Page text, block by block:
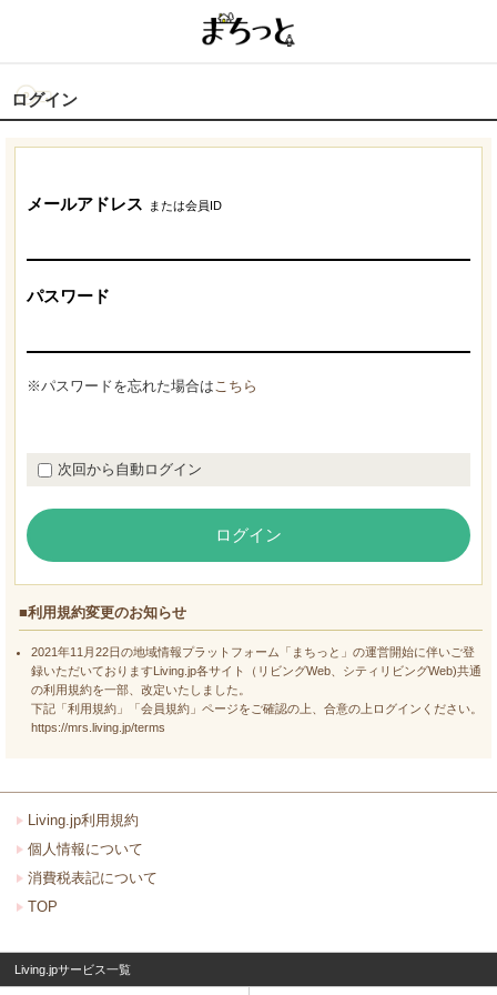
ログイン
メールアドレス または会員ID
パスワード
※パスワードを忘れた場合はこちら
次回から自動ログイン
ログイン
■利用規約変更のお知らせ
2021年11月22日の地域情報プラットフォーム「まちっと」の運営開始に伴いご登
録いただいておりますLiving.jp各サイト（リビングWeb、シティリビングWeb)共通
の利用規約を一部、改定いたしました。
下記「利用規約」「会員規約」ページをご確認の上、合意の上ログインください。
https://mrs.living.jp/terms
Living.jp利用規約
個人情報について
消費税表記について
TOP
Living.jpサービス一覧